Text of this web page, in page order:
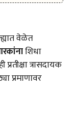
वेळेत
शिधा
त्रासदायक
प्रमाणावर